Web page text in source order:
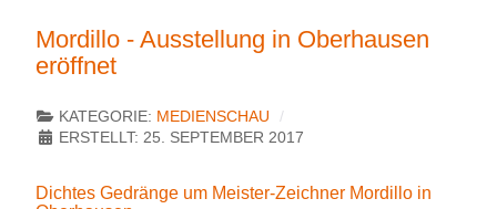
Mordillo - Ausstellung in Oberhausen
eröffnet
KATEGORIE: MEDIENSCHAU
ERSTELLT: 25. SEPTEMBER 2017
Dichtes Gedränge um Meister-Zeichner Mordillo in